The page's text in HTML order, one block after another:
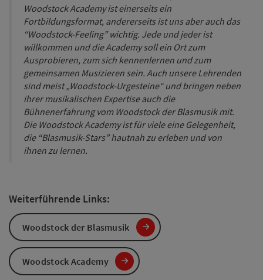
Woodstock Academy ist einerseits ein
Fortbildungsformat, andererseits ist uns aber auch das
“Woodstock-Feeling” wichtig. Jede und jeder ist
willkommen und die Academy soll ein Ort zum
Ausprobieren, zum sich kennenlernen und zum
gemeinsamen Musizieren sein. Auch unsere Lehrenden
sind meist „Woodstock-Urgesteine“ und bringen neben
ihrer musikalischen Expertise auch die
Bühnenerfahrung vom Woodstock der Blasmusik mit.
Die Woodstock Academy ist für viele eine Gelegenheit,
die “Blasmusik-Stars” hautnah zu erleben und von
ihnen zu lernen.
Weiterführende Links:
Woodstock der Blasmusik
Woodstock Academy